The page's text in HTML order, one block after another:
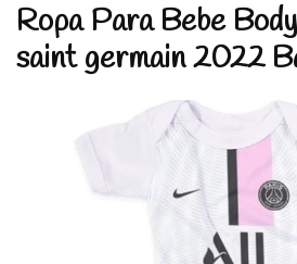
Ropa Para Bebe
saint germain 2022